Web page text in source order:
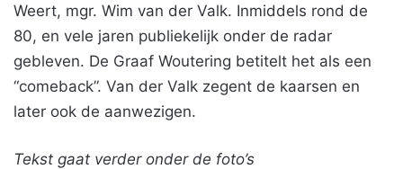
Weert, mgr. Wim van der Valk. Inmiddels rond de
80, en vele jaren publiekelijk onder de radar
gebleven. De Graaf Woutering betitelt het als een
“comeback”. Van der Valk zegent de kaarsen en
later ook de aanwezigen.
Tekst gaat verder onder de foto’s